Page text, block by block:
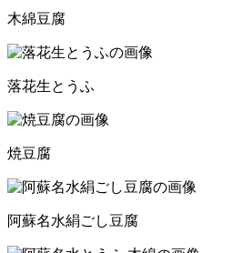
木綿豆腐
落花生とうふ
焼豆腐
阿蘇名水絹ごし豆腐